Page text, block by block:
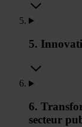
5.
6.
secteur